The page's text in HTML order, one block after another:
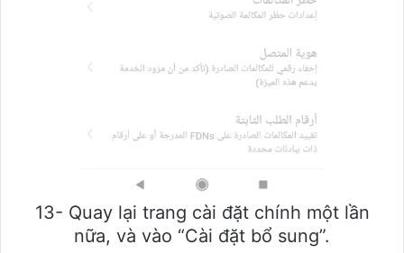
13- Quay lại trang cài đặt chính một lần
nữa, và vào “Cài đặt bổ sung”.